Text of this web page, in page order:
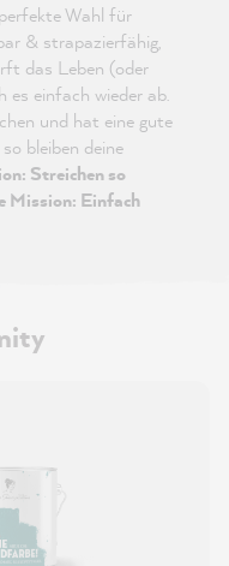
Wahl für
& strapazierfähig,
das Leben (oder
einfach wieder ab.
und hat eine gute
bleiben deine
Streichen so
Mission: Einfach